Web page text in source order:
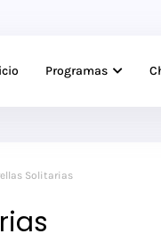
Programas
Solitarias